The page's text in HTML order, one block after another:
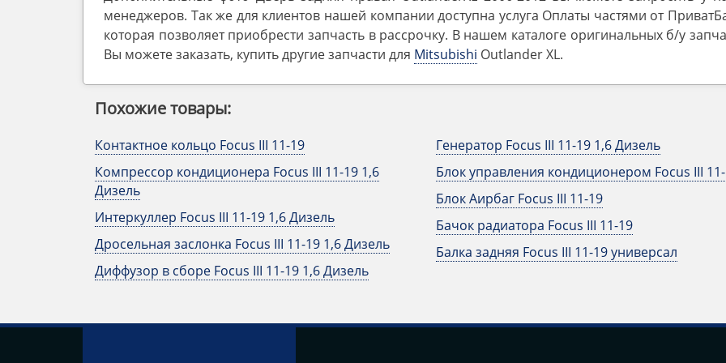
менеджеров. Так же для клиентов нашей компании доступна услуга Оплаты частями от
которая позволяет приобрести запчасть в рассрочку. В нашем каталоге оригинальных б/у
Вы можете заказать, купить другие запчасти для Mitsubishi Outlander ‎XL.
Похожие товары:
Контактное кольцо Focus III 11-19
Компрессор кондиционера Focus III 11-19 1,6
Дизель
Интеркуллер Focus III 11-19 1,6 Дизель
Дросельная заслонка Focus III 11-19 1,6 Дизель
Диффузор в сборе Focus III 11-19 1,6 Дизель
Генератор Focus III 11-19 1,6 Дизель
Блок управления кондиционером Focus III
Блок Аирбаг Focus III 11-19
Бачок радиатора Focus III 11-19
Балка задняя Focus III 11-19 универсал